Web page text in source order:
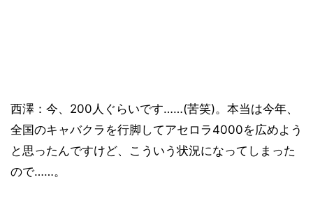
西澤：今、200人ぐらいです……(苦笑)。本当は今年、
全国のキャバクラを行脚してアセロラ4000を広めよう
と思ったんですけど、こういう状況になってしまった
ので……。